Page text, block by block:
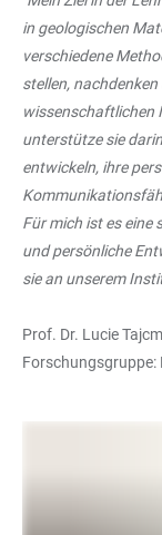
in geologischen
verschiedene
stellen,
wissenschaftlichen
unterstütze sie
entwickeln, ihre
Für mich ist es eine
und persönliche
sie an unserem
Prof. Dr. Lucie
Forschungsgruppe: